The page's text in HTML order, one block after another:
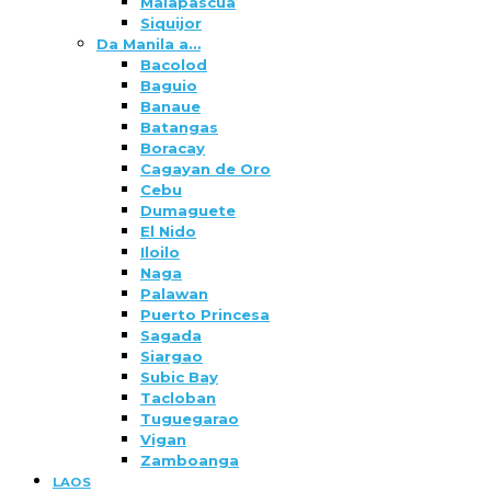
Siquijor
Da Manila a…
Bacolod
Baguio
Banaue
Batangas
Boracay
Cagayan de Oro
Cebu
Dumaguete
El Nido
Iloilo
Naga
Palawan
Puerto Princesa
Sagada
Siargao
Subic Bay
Tacloban
Tuguegarao
Vigan
Zamboanga
LAOS